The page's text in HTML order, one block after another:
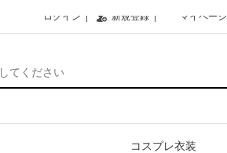
ログイン 新規登録 マイページ
コスプレ衣装